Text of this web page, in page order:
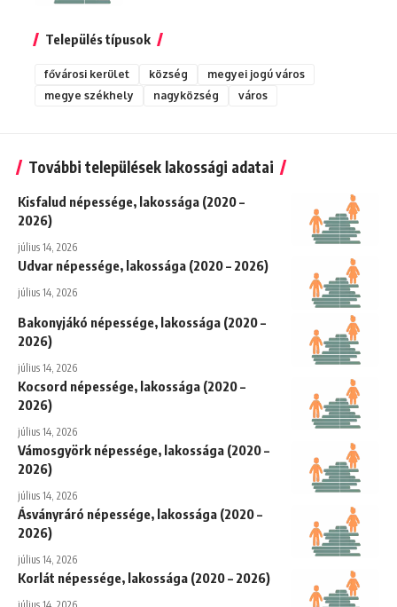
Település típusok
fővárosi kerület község
megyei jogú város
megye székhely
nagyközség város
További települések lakossági adatai
Kisfalud népessége, lakossága (2020 –
2026)
július 14, 2026
Udvar népessége, lakossága (2020 – 2026)
július 14, 2026
Bakonyjákó népessége, lakossága (2020 –
2026)
július 14, 2026
Kocsord népessége, lakossága (2020 –
2026)
július 14, 2026
Vámosgyörk népessége, lakossága (2020 –
2026)
július 14, 2026
Ásványráró népessége, lakossága (2020 –
2026)
július 14, 2026
Korlát népessége, lakossága (2020 – 2026)